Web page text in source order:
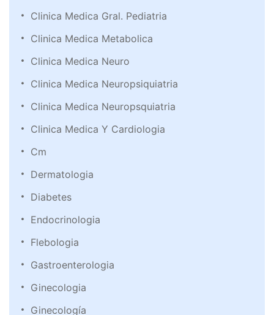
Clinica Medica Gral. Pediatria
Clinica Medica Metabolica
Clinica Medica Neuro
Clinica Medica Neuropsiquiatria
Clinica Medica Neuropsquiatria
Clinica Medica Y Cardiologia
Cm
Dermatologia
Diabetes
Endocrinologia
Flebologia
Gastroenterologia
Ginecologia
Ginecología